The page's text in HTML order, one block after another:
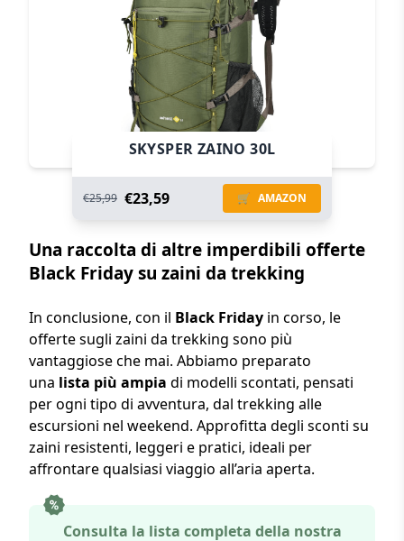
SKYSPER ZAINO 30L
€25,99 €23,59 🛒 AMAZON
Una raccolta di altre imperdibili offerte
Black Friday su zaini da trekking
In conclusione, con il Black Friday in corso, le
offerte sugli zaini da trekking sono più
vantaggiose che mai. Abbiamo preparato
una lista più ampia di modelli scontati, pensati
per ogni tipo di avventura, dal trekking alle
escursioni nel weekend. Approfitta degli sconti su
zaini resistenti, leggeri e pratici, ideali per
affrontare qualsiasi viaggio all’aria aperta.
Consulta la lista completa della nostra